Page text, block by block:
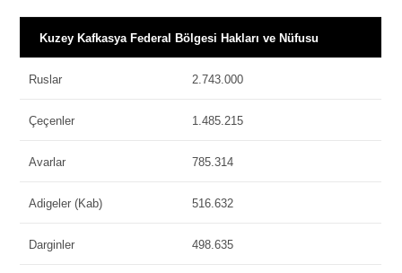
Kuzey Kafkasya Federal Bölgesi Hakları ve Nüfusu
Ruslar 2.743.000
Çeçenler 1.485.215
Avarlar 785.314
Adigeler (Kab) 516.632
Darginler 498.635